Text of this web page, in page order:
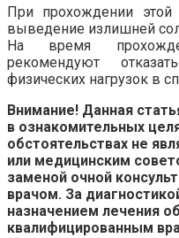
При прохождении этой
выведение излишней
На время
рекомендуют
физических нагрузок в
Внимание! Данная
в ознакомительных
обстоятельствах не
или медицинским
заменой очной
врачом. За
назначением лечения
квалифицированным